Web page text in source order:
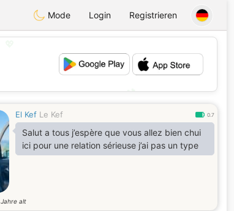
Mode Login Registrieren
El Kef Le Kef 0.7
Salut a tous j’espère que vous allez bien chui
ici pour une relation sérieuse j’ai pas un type
Jahre alt